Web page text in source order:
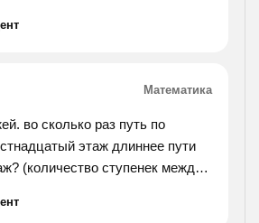
почему?
Математика
во сколько раз путь по
этаж длиннее пути
(количество ступенек между